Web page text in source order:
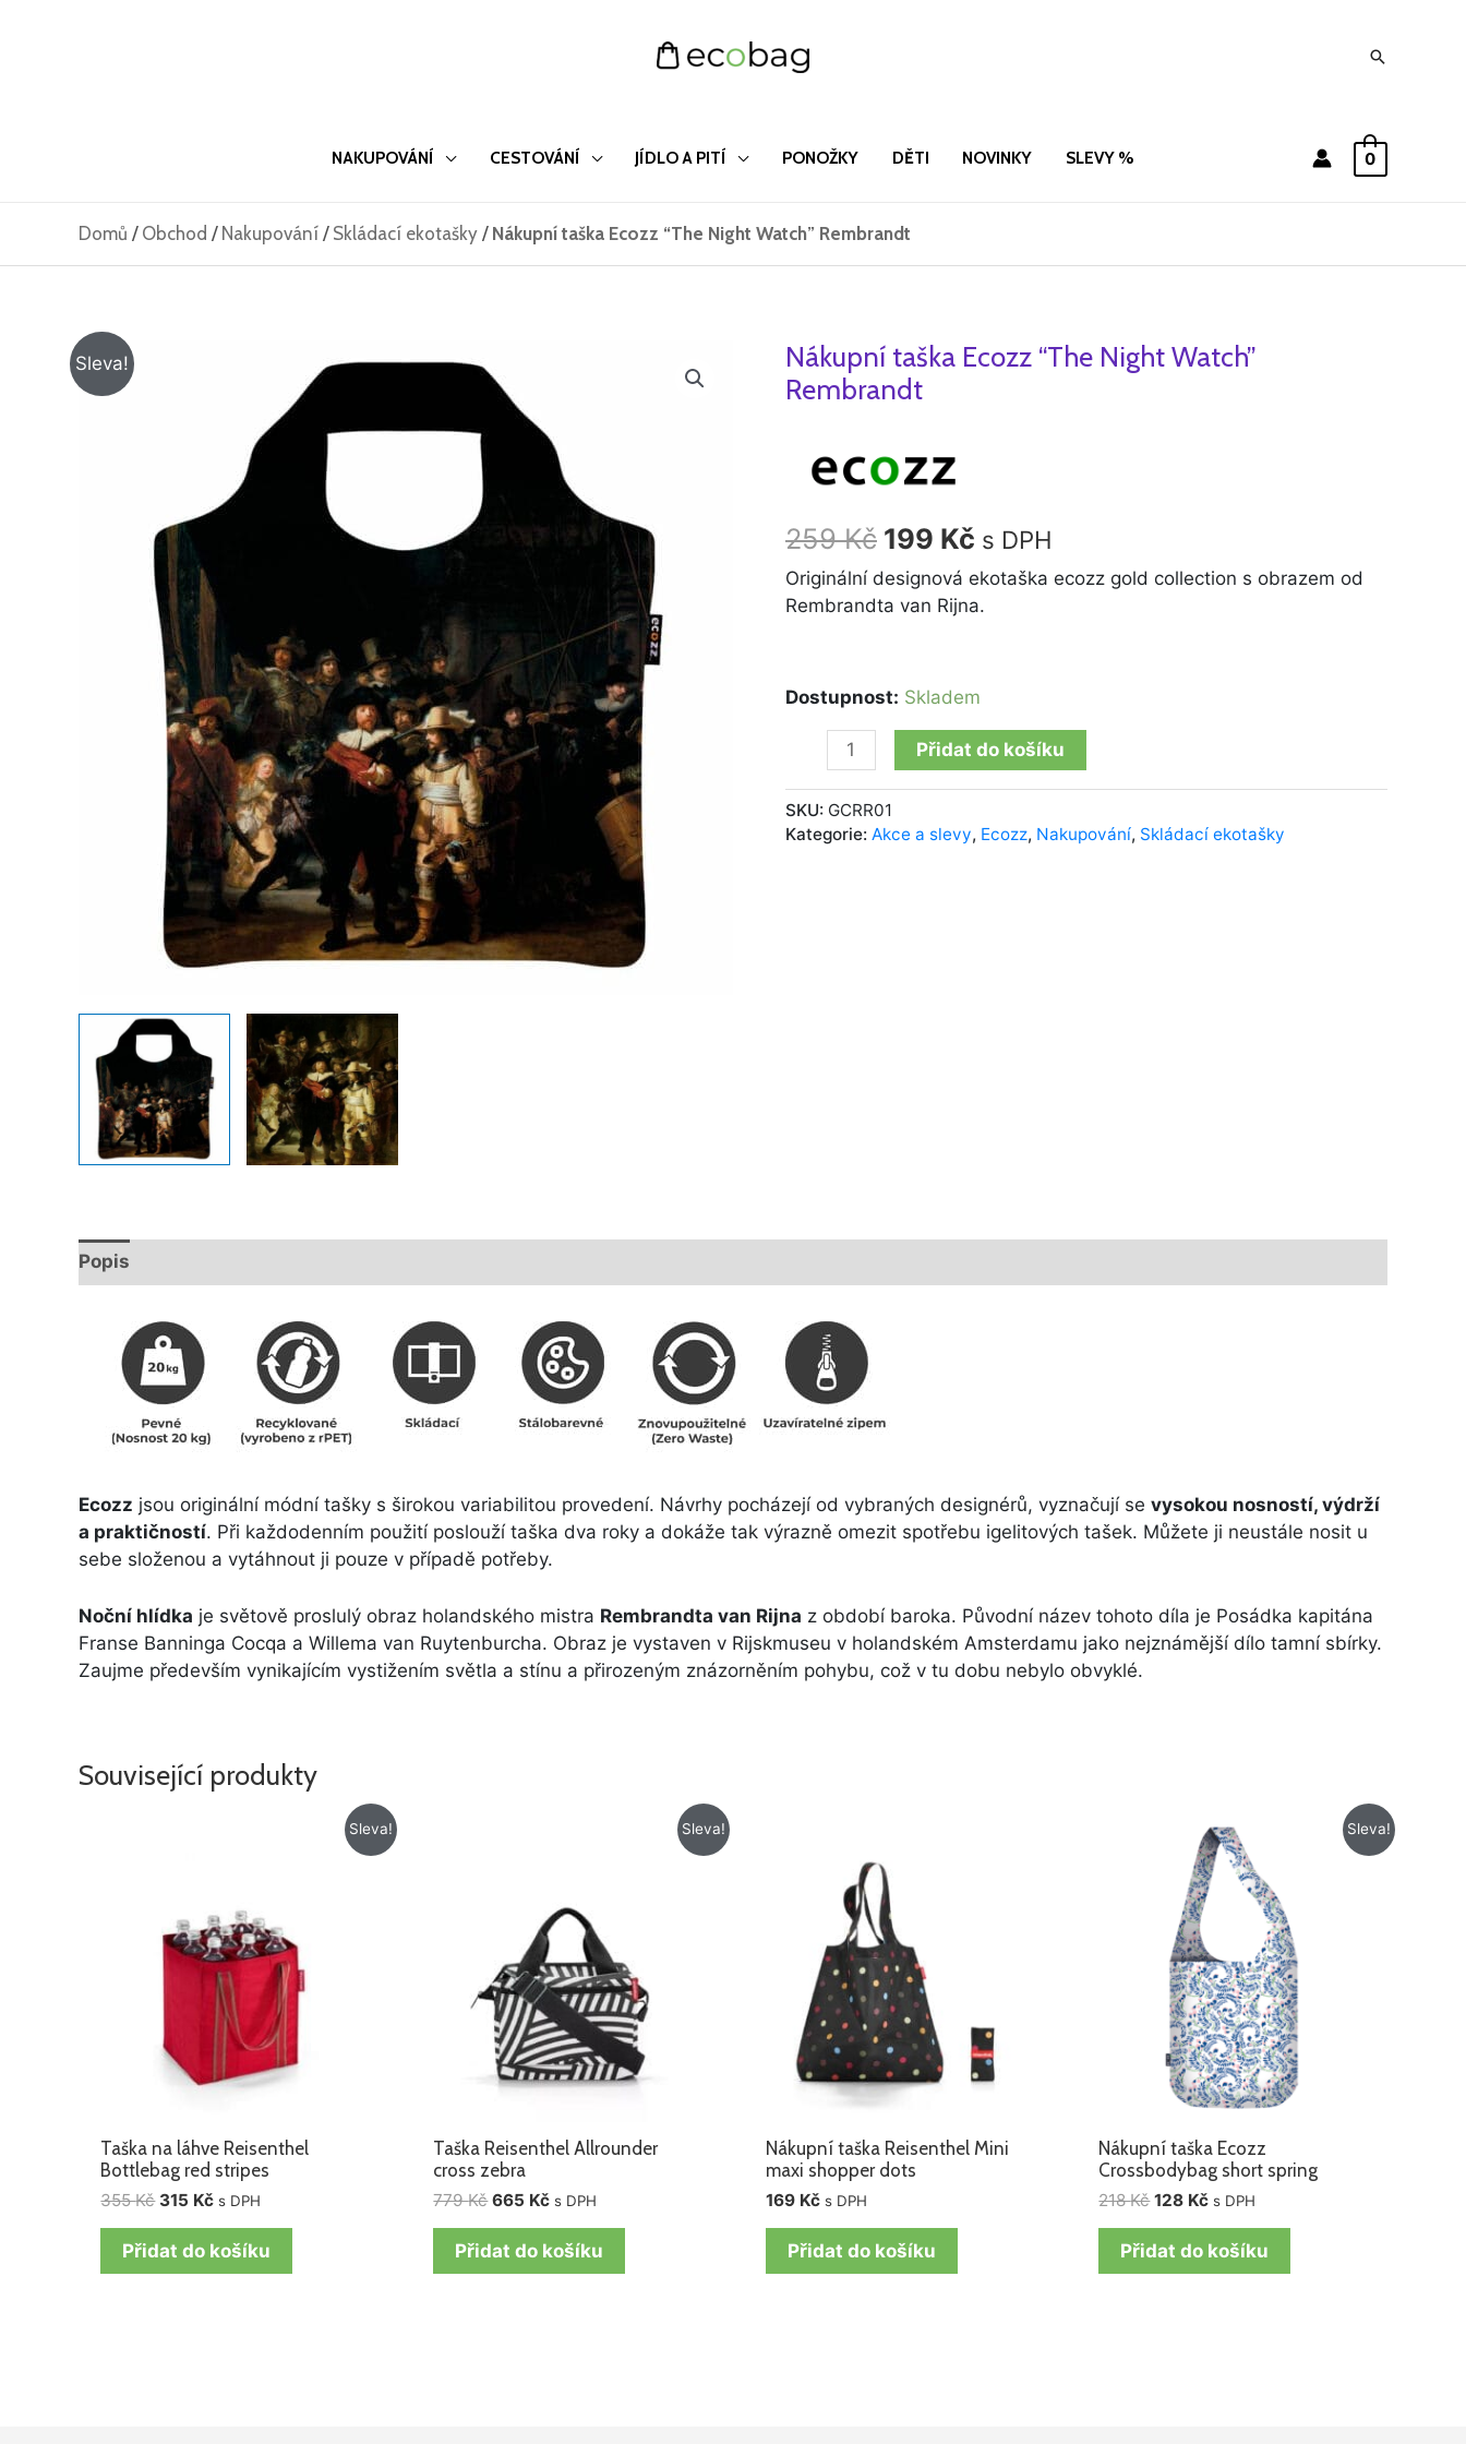
Hledat
NAKUPOVÁNÍ CESTOVÁNÍ JÍDLO A PITÍ PONOŽKY DĚTI NOVINKY SLEVY % 0
Domů / Obchod / Nakupování / Skládací ekotašky / Nákupní taška Ecozz “The Night Watch” Rembrandt
Sleva!
Nákupní taška Ecozz “The Night Watch”
Rembrandt
259Kč
Původní
cena
259 Kč.
199 Kč
Aktuální
s DPH
Originální designová ekotaška ecozz gold collection s obrazem od
Rembrandta van Rijna.
Dostupnost: Skladem
Nákupní
taška
Night
Watch"
množství
Přidat do košíku
SKU: GCRR01
Kategorie: Akce a slevy, Ecozz, Nakupování, Skládací ekotašky
Popis
Ecozz jsou originální módní tašky s širokou variabilitou provedení. Návrhy pocházejí od vybraných designérů, vyznačují se vysokou nosností, výdrží
a praktičností. Při každodenním použití poslouží taška dva roky a dokáže tak výrazně omezit spotřebu igelitových tašek. Můžete ji neustále nosit u
sebe složenou a vytáhnout ji pouze v případě potřeby.
Noční hlídka je světově proslulý obraz holandského mistra Rembrandta van Rijna z období baroka. Původní název tohoto díla je Posádka kapitána
Franse Banninga Cocqa a Willema van Ruytenburcha. Obraz je vystaven v Rijskmuseu v holandském Amsterdamu jako nejznámější dílo tamní sbírky.
Zaujme především vynikajícím vystižením světla a stínu a přirozeným znázorněním pohybu, což v tu dobu nebylo obvyklé.
Související produkty
Sleva!
Taška na láhve Reisenthel
Bottlebag red stripes
355Kč 315 Kč s DPH
Přidat do košíku
Sleva!
Taška Reisenthel Allrounder
cross zebra
779Kč 665 Kč s DPH
Přidat do košíku
Nákupní taška Reisenthel Mini
maxi shopper dots
169 Kč s DPH
Přidat do košíku
Sleva!
Nákupní taška Ecozz
Crossbodybag short spring
218Kč
byla:
218 Kč.
128 Kč
cena
je:
128 Kč.
s DPH
Přidat do košíku